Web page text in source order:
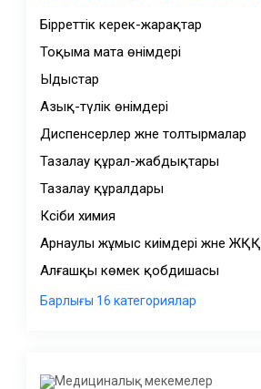
Бірреттік керек-жарақтар
Тоқыма мата өнімдері
Ыдыстар
Азық-түлік өнімдері
Диспенсерлер және толтырмалар
Тазалау құрал-жабдықтары
Тазалау құралдары
Кәсіби химия
Арнаулы жұмыс киімдері және ЖҚҚ
Алғашқы көмек қобдишасы